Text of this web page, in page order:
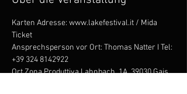
Karten Adresse: www.lakefestival.it / Mida
Ticket
Ansprechsperson vor Ort: Thomas Natter I Tel:
+39 324 8142922
Ort Zona Produttiva Lahnbach, 1A, 39030 Gais